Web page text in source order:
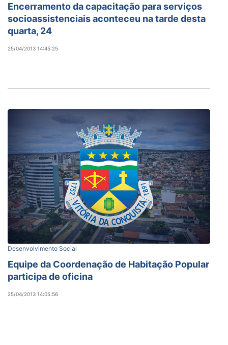
Encerramento da capacitação para serviços
socioassistenciais aconteceu na tarde desta
quarta, 24
25/04/2013 14:45:25
Desenvolvimento Social
Equipe da Coordenação de Habitação Popular
participa de oficina
25/04/2013 14:05:56